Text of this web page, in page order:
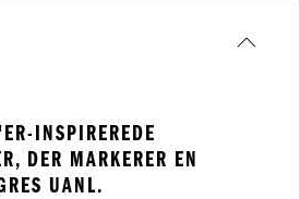
INSPIREREDE
DER MARKERER EN
UANL.